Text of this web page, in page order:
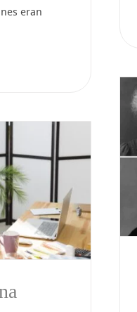
eran
hicieron de
su éxito.